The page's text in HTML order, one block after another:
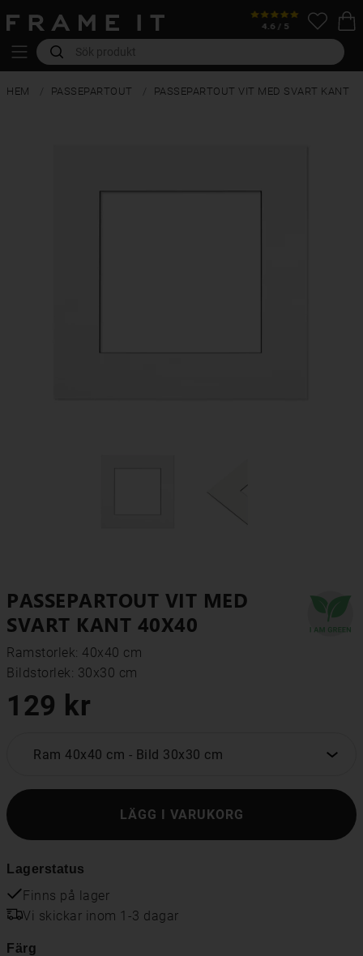
HEM PASSEPARTOUT PASSEPARTOUT VIT MED SVART KANT
PASSEPARTOUT VIT MED
SVART KANT 40X40
Ramstorlek: 40x40 cm
Bildstorlek: 30x30 cm
129 kr
Ram 40x40 cm - Bild 30x30 cm
LÄGG I VARUKORG
Lagerstatus
Finns på lager
Vi skickar inom 1-3 dagar
Färg